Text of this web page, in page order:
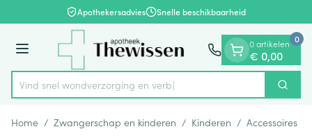
Ga naar de inhoudApothekersadvies Snelle beschikbaarheid
Menu
Product, merk, categorie...
Vind snel wondverzorging Zoek
0 artikelen
€ 0,00
0
Home / Zwangerschap en kinderen / Kinderen / Accessoires